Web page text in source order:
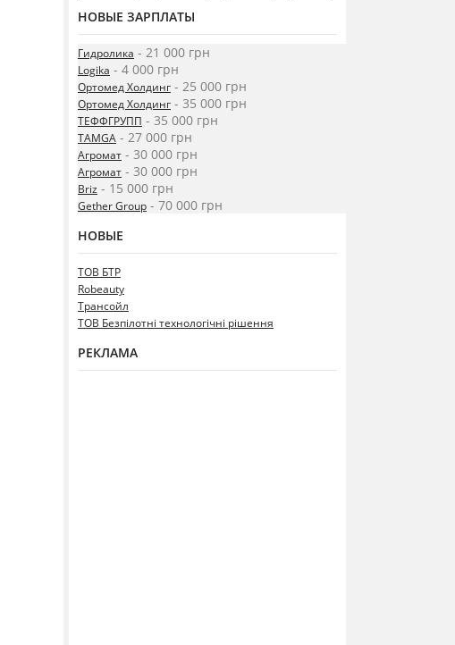
НОВЫЕ ЗАРПЛАТЫ
Гидролика - 21 000 грн
Logika - 4 000 грн
Ортомед Холдинг - 25 000 грн
Ортомед Холдинг - 35 000 грн
ТЕФФГРУПП - 35 000 грн
TAMGA - 27 000 грн
Агромат - 30 000 грн
Агромат - 30 000 грн
Briz - 15 000 грн
Gether Group - 70 000 грн
НОВЫЕ
ТОВ БТР
Robeauty
Трансойл
ТОВ Безпілотні технологічні рішення
РЕКЛАМА